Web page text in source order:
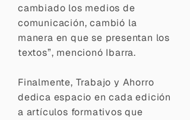
cambiado los medios de
comunicación, cambió la
manera en que se presentan los
textos”, mencionó Ibarra.
Finalmente, Trabajo y Ahorro
dedica espacio en cada edición
a artículos formativos que